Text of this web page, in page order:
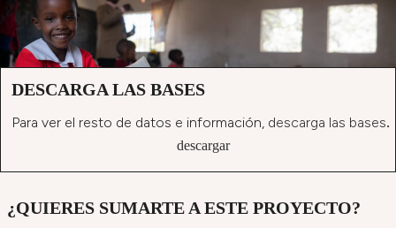
DESCARGA LAS BASES
Para ver el resto de datos e información, descarga las bases.
descargar
¿QUIERES SUMARTE A ESTE PROYECTO?